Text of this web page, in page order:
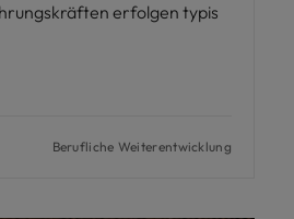
erfolgen typis
Berufliche Weiterentwicklung